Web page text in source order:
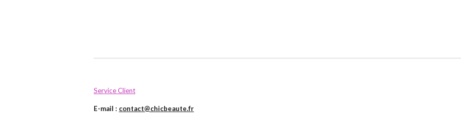
Service Client
E-mail : contact@chicbeaute.fr